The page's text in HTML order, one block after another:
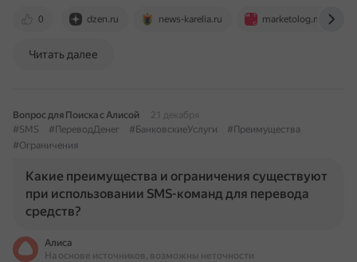
0 dzen.ru news-karelia.ru marketolog.mts.ru
Читать далее
Вопрос для Поиска с Алисой
21 декабря
#SMS
#ПереводДенег #БанковскиеУслуги
#Преимущества
#Ограничения
Какие преимущества и ограничения существуют
при использовании SMS-команд для перевода
средств?
Алиса
На основе источников, возможны неточности